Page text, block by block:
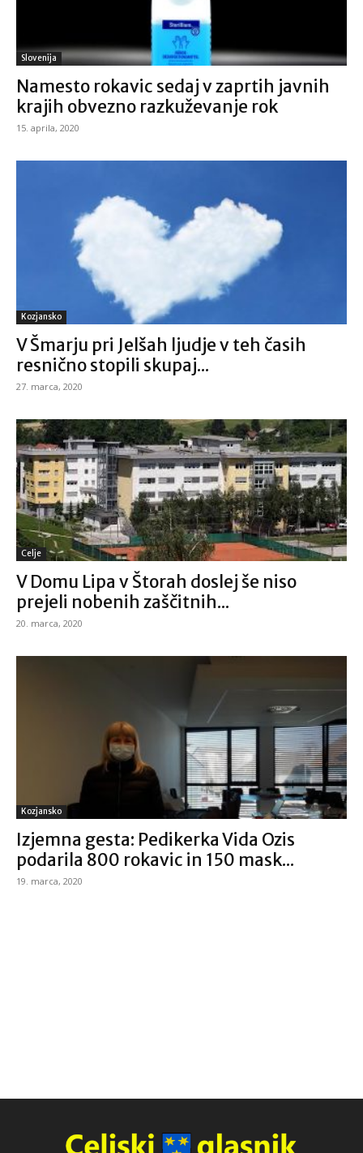
Slovenija
Namesto rokavic sedaj v zaprtih javnih
krajih obvezno razkuževanje rok
15. aprila, 2020
Kozjansko
V Šmarju pri Jelšah ljudje v teh časih
resnično stopili skupaj...
27. marca, 2020
Celje
V Domu Lipa v Štorah doslej še niso
prejeli nobenih zaščitnih...
20. marca, 2020
Kozjansko
Izjemna gesta: Pedikerka Vida Ozis
podarila 800 rokavic in 150 mask...
19. marca, 2020